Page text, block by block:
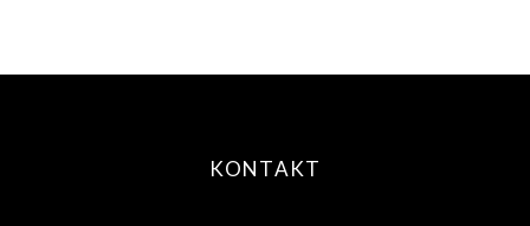
KONTAKT